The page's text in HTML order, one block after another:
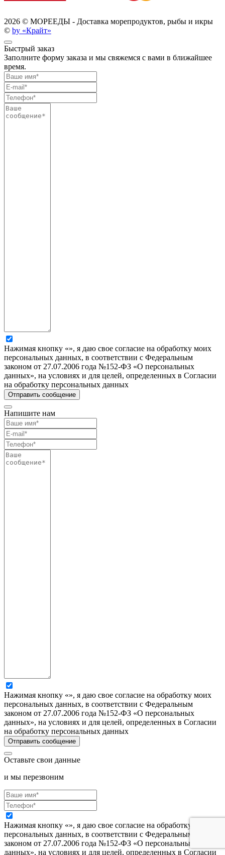
2026 © МОРЕЕДЫ - Доставка морепродуктов, рыбы и икры
© by «Крайт»
Быстрый заказ
Заполните форму заказа и мы свяжемся с вами в ближайшее
время.
Нажимая кнопку «», я даю свое согласие на обработку моих
персональных данных, в соответствии с Федеральным
законом от 27.07.2006 года №152-ФЗ «О персональных
данных», на условиях и для целей, определенных в Согласии
на обработку персональных данных
Напишите нам
Нажимая кнопку «», я даю свое согласие на обработку моих
персональных данных, в соответствии с Федеральным
законом от 27.07.2006 года №152-ФЗ «О персональных
данных», на условиях и для целей, определенных в Согласии
на обработку персональных данных
Оставьте свои данные
и мы перезвоним
Нажимая кнопку «», я даю свое согласие на обработку моих
персональных данных, в соответствии с Федеральным
законом от 27.07.2006 года №152-ФЗ «О персональных
данных», на условиях и для целей, определенных в Согласии